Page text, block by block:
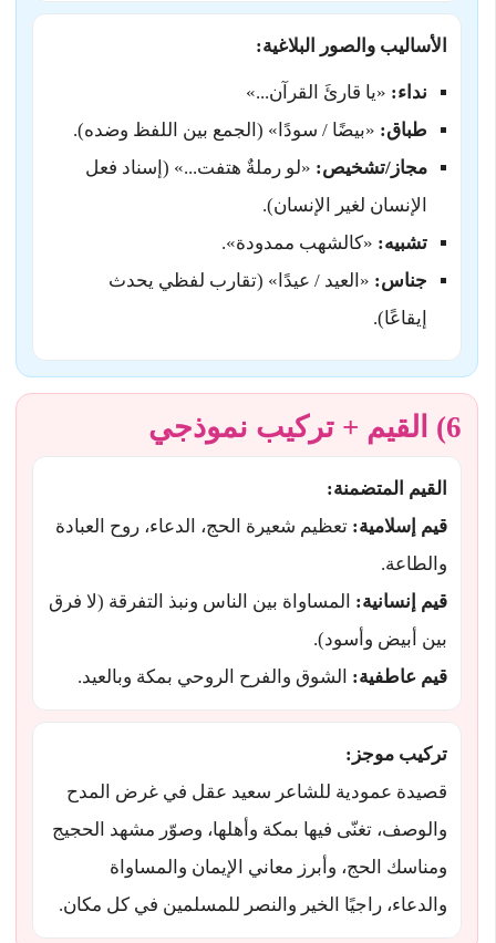
الأساليب والصور البلاغية:
نداء: «يا قارئَ القرآن...»
طباق: «بيضًا / سودًا» (الجمع بين اللفظ وضده).
مجاز/تشخيص: «لو رملةٌ هتفت...» (إسناد فعل
الإنسان لغير الإنسان).
تشبيه: «كالشهب ممدودة».
جناس: «العيد / عيدًا» (تقارب لفظي يحدث
إيقاعًا).
6) القيم + تركيب نموذجي
القيم المتضمنة:
قيم إسلامية: تعظيم شعيرة الحج، الدعاء، روح العبادة
والطاعة.
قيم إنسانية: المساواة بين الناس ونبذ التفرقة (لا فرق
بين أبيض وأسود).
قيم عاطفية: الشوق والفرح الروحي بمكة وبالعيد.
تركيب موجز:
قصيدة عمودية للشاعر سعيد عقل في غرض المدح
والوصف، تغنّى فيها بمكة وأهلها، وصوّر مشهد الحجيج
ومناسك الحج، وأبرز معاني الإيمان والمساواة
والدعاء، راجيًا الخير والنصر للمسلمين في كل مكان.